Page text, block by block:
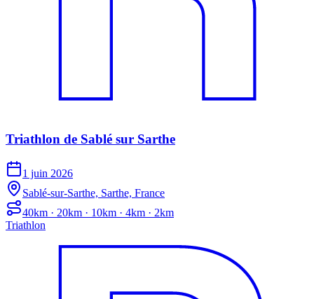
Triathlon de Sablé sur Sarthe
1 juin 2026
Sablé-sur-Sarthe, Sarthe, France
40km · 20km · 10km · 4km · 2km
Triathlon